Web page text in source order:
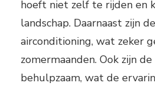
hoeft niet zelf te rijden en
landschap. Daarnaast zijn
airconditioning, wat zeker
zomermaanden. Ook zijn
behulpzaam, wat de